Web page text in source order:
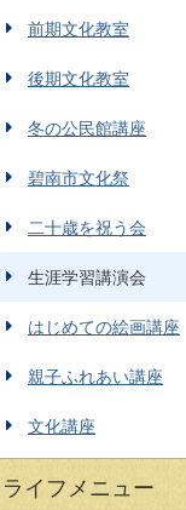
前期文化教室
後期文化教室
冬の公民館講座
碧南市文化祭
二十歳を祝う会
生涯学習講演会
はじめての絵画講座
親子ふれあい講座
文化講座
ライフメニュー